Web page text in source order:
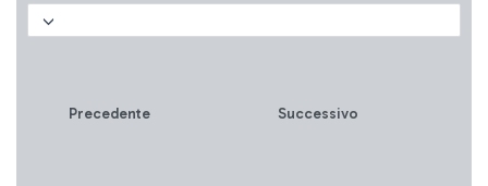
Precedente Successivo